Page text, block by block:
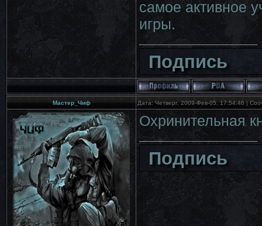
самое активное
игры.
Подпись
Мастер_Чиф Дата: Четверг, 2009-Фев-05, 17:54:46 |
Охринительная
Подпись